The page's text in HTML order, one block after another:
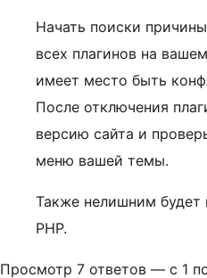
Начать поиски
всех плагинов на
имеет место быть
После отключения
версию сайта и
меню вашей темы.
Также нелишним будет
PHP.
Просмотр 7 ответов — с 1